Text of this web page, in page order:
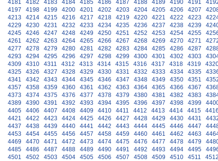
4181 4182 4183 4184 4185 4186 4187 4188 4189 4190 4191
4197
4198 4199 4200 4201 4202 4203 4204 4205 4206 4207
4213
4214 4215 4216 4217 4218 4219 4220 4221 4222 4223
4229
4230 4231 4232 4233 4234 4235 4236 4237 4238 4239
4245
4246 4247 4248 4249 4250 4251 4252 4253 4254 4255
4261
4262 4263 4264 4265 4266 4267 4268 4269 4270 4271
4277
4278 4279 4280 4281 4282 4283 4284 4285 4286 4287
4293
4294 4295 4296 4297 4298 4299 4300 4301 4302 4303
4309
4310 4311 4312 4313 4314 4315 4316 4317 4318 4319
4325
4326 4327 4328 4329 4330 4331 4332 4333 4334 4335
4341
4342 4343 4344 4345 4346 4347 4348 4349 4350 4351
4357
4358 4359 4360 4361 4362 4363 4364 4365 4366 4367
4373
4374 4375 4376 4377 4378 4379 4380 4381 4382 4383
4389
4390 4391 4392 4393 4394 4395 4396 4397 4398 4399
4405
4406 4407 4408 4409 4410 4411 4412 4413 4414 4415
4421
4422 4423 4424 4425 4426 4427 4428 4429 4430 4431
4437
4438 4439 4440 4441 4442 4443 4444 4445 4446 4447
4453
4454 4455 4456 4457 4458 4459 4460 4461 4462 4463
4469
4470 4471 4472 4473 4474 4475 4476 4477 4478 4479
4485
4486 4487 4488 4489 4490 4491 4492 4493 4494 4495
4501
4502 4503 4504 4505 4506 4507 4508 4509 4510 4511